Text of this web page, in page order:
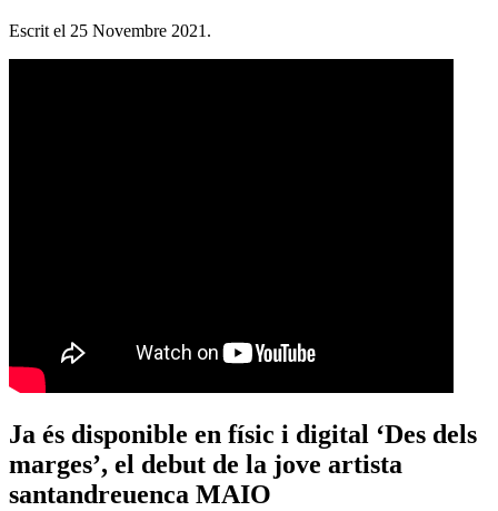
Escrit el 25 Novembre 2021 .
Ja és disponible en físic i digital ‘Des dels
marges’, el debut de la jove artista
santandreuenca MAIO